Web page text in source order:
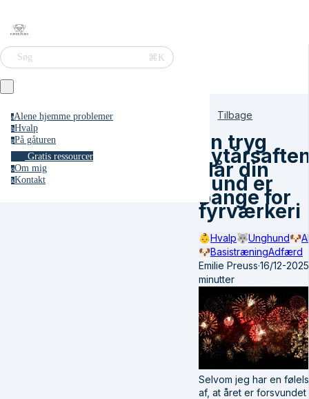
Søg ⌘K
aAlene hjemme problemer
hHvalp
pPå gåturen
Gratis ressourcer
oOm mig
kKontakt
Tilbage
En tryg
Når din
hund er
bange for
fyrværkeri
👶Hvalp🐺Unghund🐶
🐶BasistræningAdfærd
Emilie Preuss·16/12-2025
minutter
Selvom jeg har en
af, at året er forsvundet